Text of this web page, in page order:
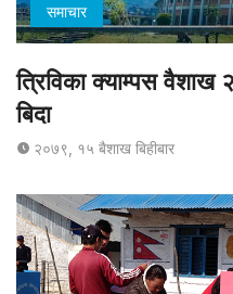
समाचार
त्रिविका क्याम्पस
बिदा
२०७९, १५ बैशाख बिहीबार